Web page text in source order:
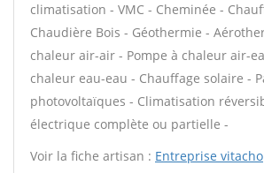
climatisation - VMC - Cheminée -
Chaudière Bois - Géothermie -
chaleur air-air - Pompe à chaleur air-
chaleur eau-eau - Chauffage solaire -
photovoltaïques - Climatisation
électrique complète ou partielle -
Voir la fiche artisan : Entreprise vitacho